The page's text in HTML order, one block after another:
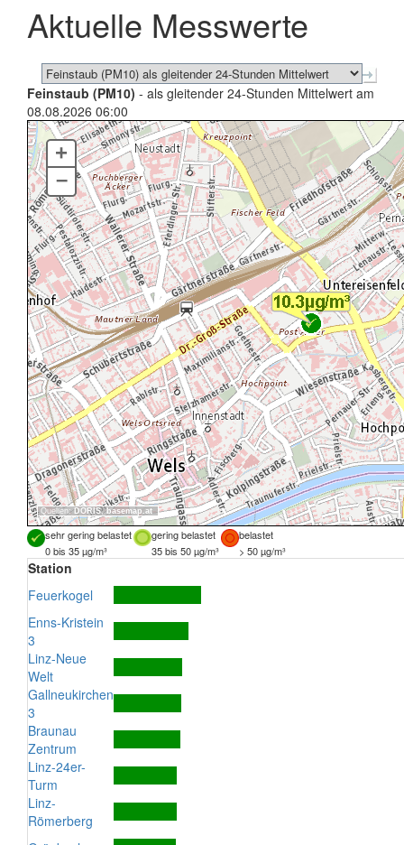
schließen
Aktuelle Messwerte
Feinstaub (PM10) - als gleitender 24-Stunden Mittelwert am
08.08.2026 06:00
Quellen: DORIS, basemap.at
+
–
sehr gering belastet gering belastet
belastet
0 bis 35 µg/m³
35 bis 50 µg/m³ > 50 µg/m³
Station
Feuerkogel
Enns-Kristein
3
Linz-Neue
Welt
Gallneukirchen
3
Braunau
Zentrum
Linz-24er-
Turm
Linz-
Römerberg